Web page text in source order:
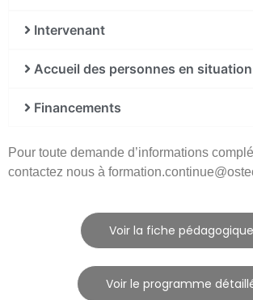
Intervenant
Accueil des personnes en
Financements
Pour toute demande d’informations
contactez nous à
Voir la fiche pédagogique
Voir le programme